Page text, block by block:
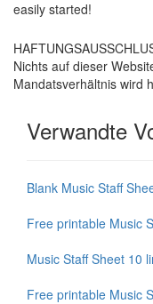
easily started!
Nichts auf dieser
Mandatsverhältnis wird
Verwandte
Blank Music Staff
Free printable Music
Music Staff Sheet 10
Free printable Music